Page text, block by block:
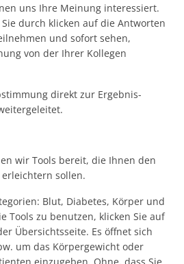
uns Ihre Meinung interessiert.
durch klicken auf die Antworten
und sofort sehen,
von der Ihrer Kollegen
direkt zur Ergebnis-
wir Tools bereit, die Ihnen den
sollen.
Blut, Diabetes, Körper und
Tools zu benutzen, klicken Sie auf
Übersichtsseite. Es öffnet sich
um das Körpergewicht oder